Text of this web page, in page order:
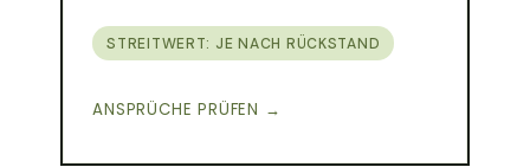
STREITWERT: JE NACH RÜCKSTAND
ANSPRÜCHE PRÜFEN →